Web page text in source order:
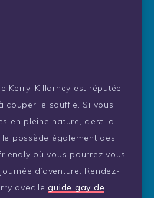
Kerry, Killarney est réputée
couper le souffle. Si vous
en pleine nature, c’est la
possède également des
où vous pourrez vous
d’aventure. Rendez-
avec leguide gay de